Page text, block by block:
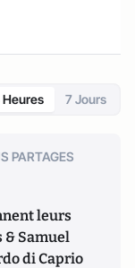
7 Jours
PARTAGES
leurs
& Samuel
di Caprio